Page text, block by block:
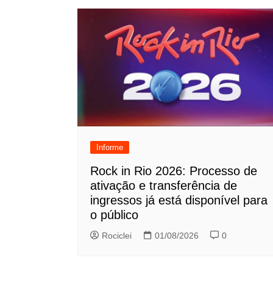
Informe
Rock in Rio 2026: Processo de
ativação e transferência de
ingressos já está disponível para
o público
Rociclei 01/08/2026 0